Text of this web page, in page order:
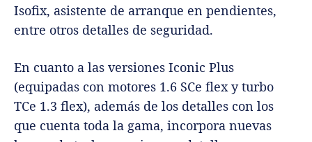
Isofix, asistente de arranque en pendientes,
entre otros detalles de seguridad.
En cuanto a las versiones Iconic Plus
(equipadas con motores 1.6 SCe flex y turbo
TCe 1.3 flex), además de los detalles con los
que cuenta toda la gama, incorpora nuevas